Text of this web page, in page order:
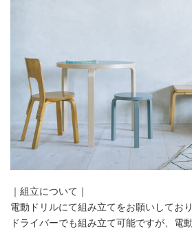
｜組立について｜
電動ドリルにて組み立てをお願いしており
ドライバーでも組み立て可能ですが、電